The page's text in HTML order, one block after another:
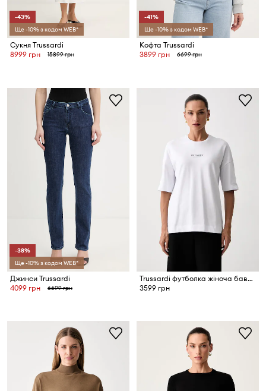
-43%
Ще -10% з кодом WEB*
Сукня Trussardi
8999 грн
15899 грн
-41%
Ще -10% з кодом WEB*
Кофта Trussardi
3899 грн
6699 грн
-38%
Ще -10% з кодом WEB*
Джинси Trussardi
4099 грн
6699 грн
Trussardi футболка жіноча бавовняна
3599 грн